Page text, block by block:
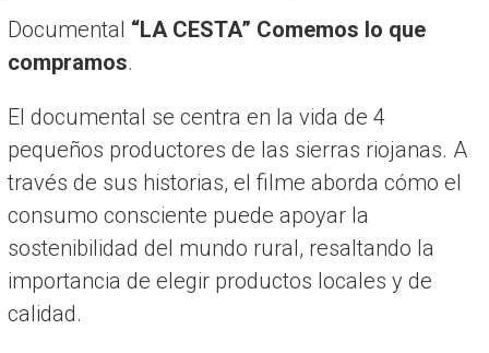
Documental “LA CESTA” Comemos lo que
compramos.
El documental se centra en la vida de 4
pequeños productores de las sierras riojanas. A
través de sus historias, el filme aborda cómo el
consumo consciente puede apoyar la
sostenibilidad del mundo rural, resaltando la
importancia de elegir productos locales y de
calidad.